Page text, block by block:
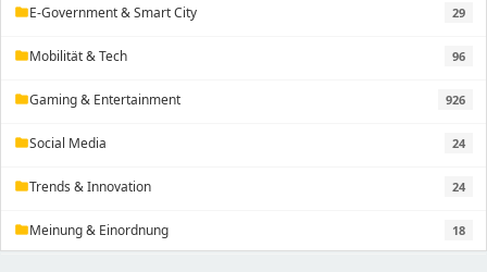
folderE-Government & Smart City 29
folderMobilität & Tech 96
folderGaming & Entertainment 926
folderSocial Media 24
folderTrends & Innovation 24
folderMeinung & Einordnung 18